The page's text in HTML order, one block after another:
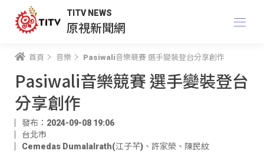
TITV NEWS
原視新聞網
首頁 音樂 Pasiwali音樂競賽 選手變裝登台分享創作
Pasiwali音樂競賽 選手變裝登台
分享創作
發布：2024-09-08 19:06
台北市
Cemedas Dumalalrath(江子芊) 、 許家榮 、 陳民紋